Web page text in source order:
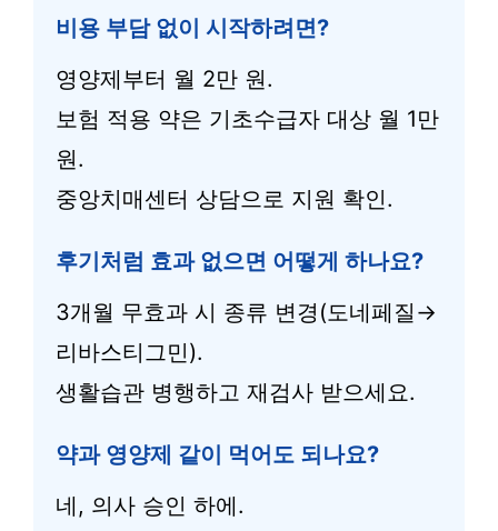
비용 부담 없이 시작하려면?
영양제부터 월 2만 원.
보험 적용 약은 기초수급자 대상 월 1만
원.
중앙치매센터 상담으로 지원 확인.
후기처럼 효과 없으면 어떻게 하나요?
3개월 무효과 시 종류 변경(도네페질→
리바스티그민).
생활습관 병행하고 재검사 받으세요.
약과 영양제 같이 먹어도 되나요?
네, 의사 승인 하에.